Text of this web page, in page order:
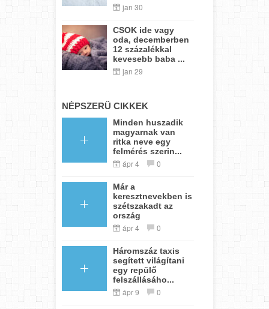
jan 30
CSOK ide vagy
oda, decemberben
12 százalékkal
kevesebb baba ...
jan 29
NÉPSZERŰ CIKKEK
Minden huszadik
magyarnak van
ritka neve egy
felmérés szerin...
ápr 4 0
Már a
keresztnevekben is
szétszakadt az
ország
ápr 4 0
Háromszáz taxis
segített világítani
egy repülő
felszállásáho...
ápr 9 0